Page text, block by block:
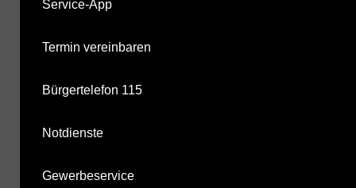
Service-App
Termin vereinbaren
Bürgertelefon 115
Notdienste
Gewerbeservice